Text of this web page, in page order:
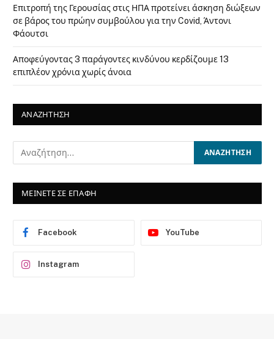
Επιτροπή της Γερουσίας στις ΗΠΑ προτείνει άσκηση διώξεων
σε βάρος του πρώην συμβούλου για την Covid, Άντονι
Φάουτσι
Αποφεύγοντας 3 παράγοντες κινδύνου κερδίζουμε 13
επιπλέον χρόνια χωρίς άνοια
ΑΝΑΖΗΤΗΣΗ
ΜΕΙΝΕΤΕ ΣΕ ΕΠΑΦΗ
Facebook YouTube
Instagram